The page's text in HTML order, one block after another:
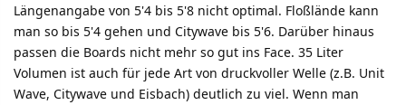
Längenangabe von 5'4 bis 5'8 nicht optimal. Floßlände kann
man so bis 5'4 gehen und Citywave bis 5'6. Darüber hinaus
passen die Boards nicht mehr so gut ins Face. 35 Liter
Volumen ist auch für jede Art von druckvoller Welle (z.B. Unit
Wave, Citywave und Eisbach) deutlich zu viel. Wenn man